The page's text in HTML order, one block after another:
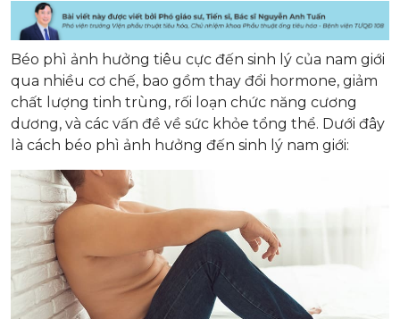
Béo phì ảnh hưởng tiêu cực đến sinh lý của nam giới
qua nhiều cơ chế, bao gồm thay đổi hormone, giảm
chất lượng tinh trùng, rối loạn chức năng cương
dương, và các vấn đề về sức khỏe tổng thể. Dưới đây
là cách béo phì ảnh hưởng đến sinh lý nam giới: